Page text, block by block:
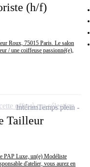
(h/f)
Roux, 75015 Paris. Le salon
/ une coiffeuse passionné(e),
Tailleur
PAP Luxe, un(e) Modéliste
d'atelier, vous aurez en
IntérimTemps plein
offre à ma sélection